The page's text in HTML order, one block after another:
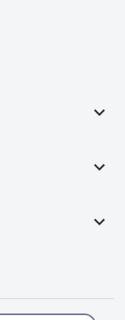
keyboard_arrow_down
keyboard_arrow_down
keyboard_arrow_down